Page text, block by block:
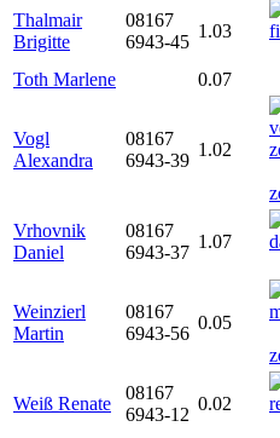
Thalmair
Brigitte
08167
6943-45
1.03
Toth Marlene
0.07
Vogl
Alexandra
08167
6943-39
1.02
Vrhovnik
Daniel
08167
6943-37
1.07
Weinzierl
Martin
08167
6943-56
0.05
Weiß Renate
08167
6943-12
0.02